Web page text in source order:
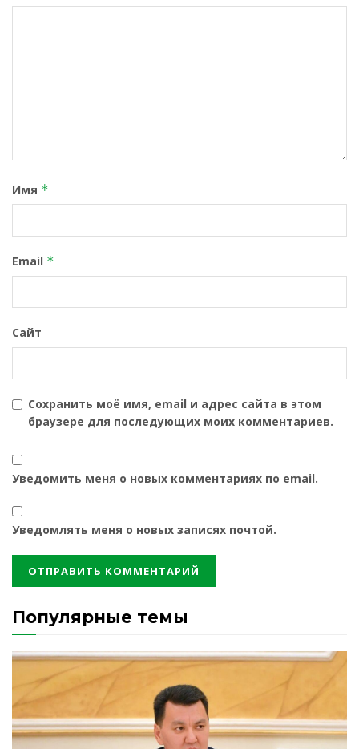
Имя *
Email *
Сайт
Сохранить моё имя, email и адрес сайта в этом
браузере для последующих моих комментариев.
Уведомить меня о новых комментариях по email.
Уведомлять меня о новых записях почтой.
Популярные темы